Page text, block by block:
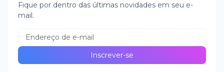
Fique por dentro das últimas novidades em seu e-
mail.